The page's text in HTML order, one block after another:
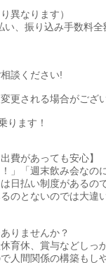
異なります）
、振り込み手数料全
談ください!
更される場合がござ
ります！
費があっても安心】
」「週末飲み会な
日払い制度があるの
のとないのでは大違
りませんか？
育休、賞与などしっ
人間関係の構築もし